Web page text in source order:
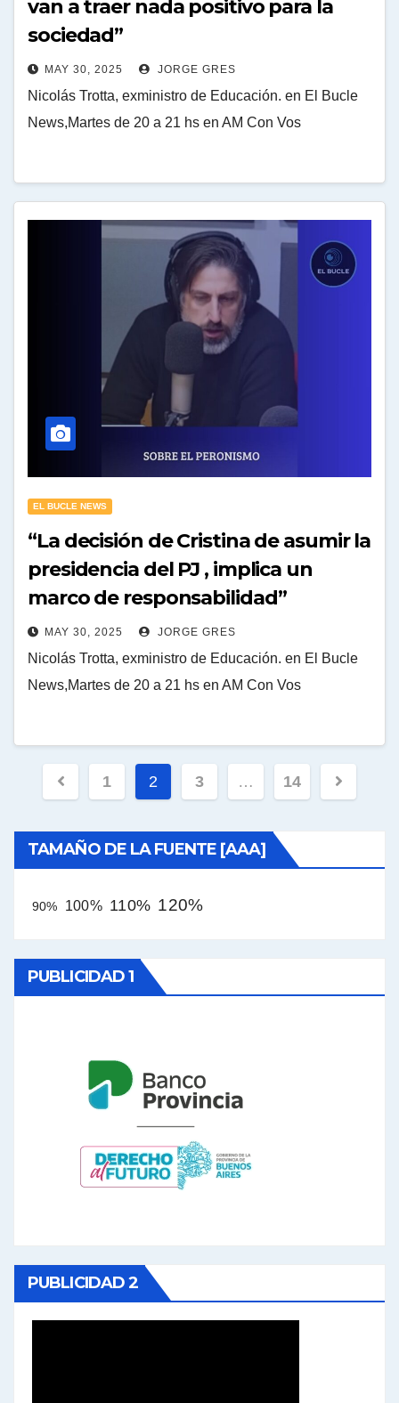
van a traer nada positivo para la
sociedad”
MAY 30, 2025 JORGE GRES
Nicolás Trotta, exministro de Educación. en El Bucle
News,Martes de 20 a 21 hs en AM Con Vos
EL BUCLE NEWS
“La decisión de Cristina de asumir la
presidencia del PJ , implica un
marco de responsabilidad”
MAY 30, 2025 JORGE GRES
Nicolás Trotta, exministro de Educación. en El Bucle
News,Martes de 20 a 21 hs en AM Con Vos
Paginación
entradas
1 2 3 … 14
TAMAÑO DE LA FUENTE [AAA]
90% 100% 110% 120%
PUBLICIDAD 1
PUBLICIDAD 2